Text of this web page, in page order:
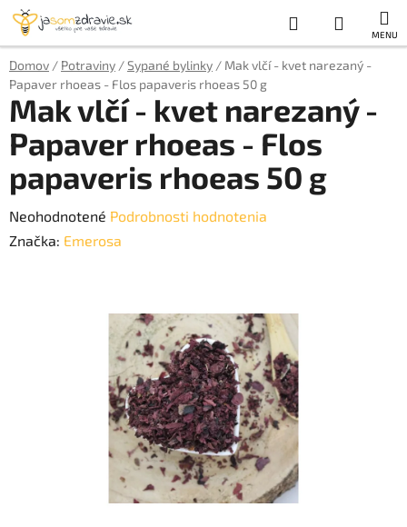
Prejsť
obsah
Hľadať
KOŠÍK
Domov / Potraviny /Sypané bylinky / Mak vlčí - kvet narezaný -
Papaver rhoeas - Flos papaveris rhoeas 50 g
Mak vlčí - kvet narezaný -
Papaver rhoeas - Flos
papaveris rhoeas 50 g
Priemerné
hodnotenie
Neohodnotené Podrobnosti hodnotenia
Značka: Emerosa